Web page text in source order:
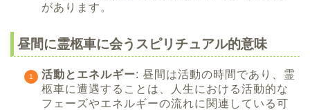
があります。
昼間に霊柩車に会うスピリチュアル的意味
活動とエネルギー: 昼間は活動の時間であり、霊
柩車に遭遇することは、人生における活動的な
フェーズやエネルギーの流れに関連している可